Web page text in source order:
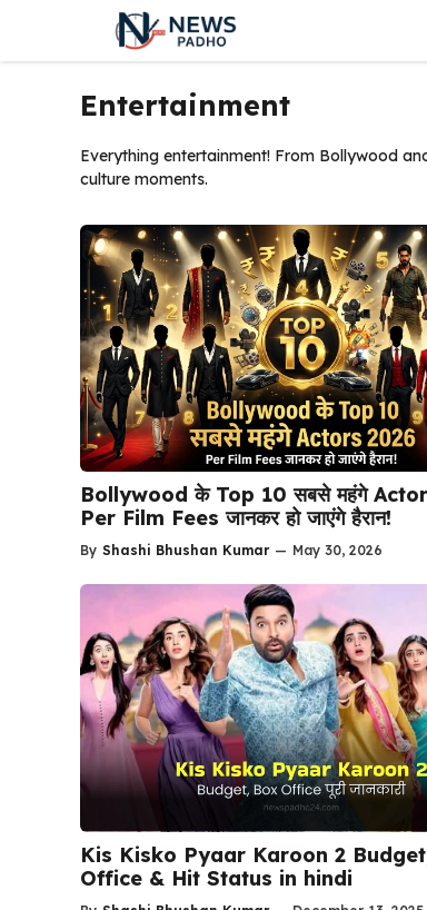
content
Entertainment
Everything entertainment! From Bollywood
culture moments.
Bollywood के Top 10 सबसे महंगे
Per Film Fees जानकर हो जाएंगे हैरान!
By Shashi Bhushan Kumar — May 30, 2026
Kis Kisko Pyaar Karoon 2
Office & Hit Status in hindi